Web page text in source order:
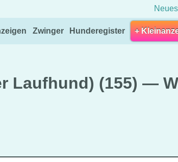
Zwinger Hunderegister +
Laufhund) (155) —